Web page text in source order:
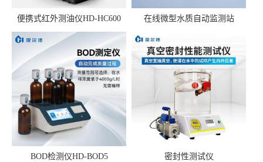
便携式红外测油仪HD-HC600 在线微型水质自动监测站
BOD检测仪HD-BOD5 密封性测试仪